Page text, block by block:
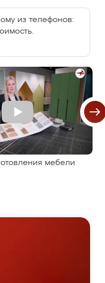
из телефонов:
мебели